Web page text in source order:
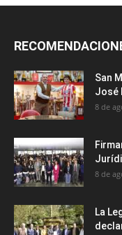
San
José
8 de
8 de
La